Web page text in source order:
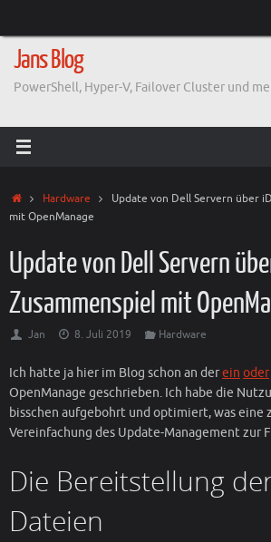
springen
Jans Blog
PowerShell, Hyper-V, Failover Cluster und
StartHardware
Update von Dell Servern über
mit OpenManage
Update von Dell Servern
Zusammenspiel mit
Jan 8. Juli 2019 Hardware
Ich hatte ja hier im Blog schon an derein oder
OpenManage geschrieben. Ich habe die
bisschen aufgebohrt und optimiert, was eine
Vereinfachung des Update-Management zur
Die Bereitstellung
Dateien